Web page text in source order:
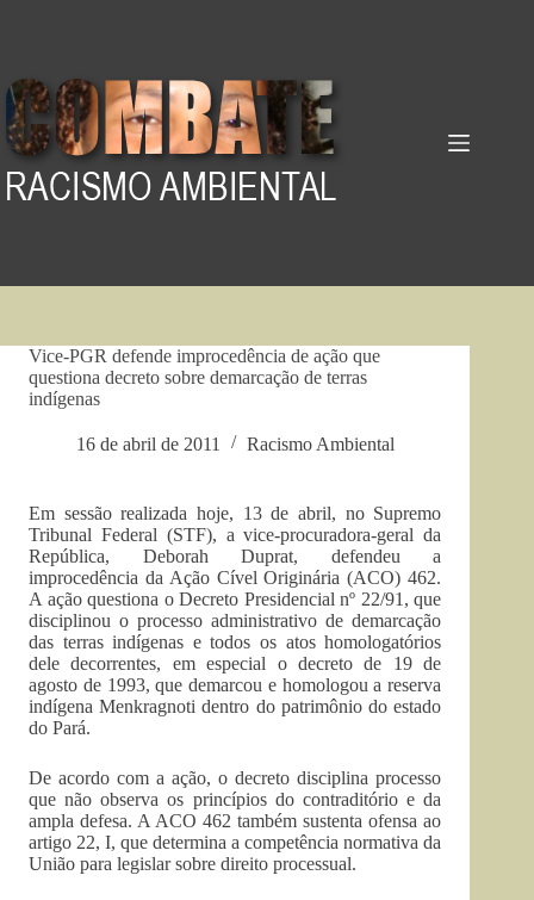
Vice-PGR defende improcedência de ação que
questiona decreto sobre demarcação de terras
indígenas
16 de abril de 2011 Racismo Ambiental
Em sessão realizada hoje, 13 de abril, no Supremo
Tribunal Federal (STF), a vice-procuradora-geral da
República, Deborah Duprat, defendeu a
improcedência da Ação Cível Originária (ACO) 462.
A ação questiona o Decreto Presidencial nº 22/91, que
disciplinou o processo administrativo de demarcação
das terras indígenas e todos os atos homologatórios
dele decorrentes, em especial o decreto de 19 de
agosto de 1993, que demarcou e homologou a reserva
indígena Menkragnoti dentro do patrimônio do estado
do Pará.
De acordo com a ação, o decreto disciplina processo
que não observa os princípios do contraditório e da
ampla defesa. A ACO 462 também sustenta ofensa ao
artigo 22, I, que determina a competência normativa da
União para legislar sobre direito processual.